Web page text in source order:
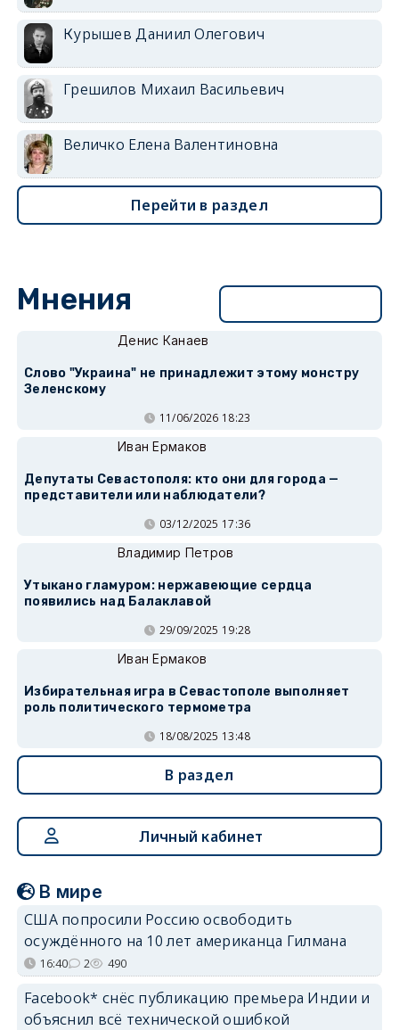
Курышев Даниил Олегович
Грешилов Михаил Васильевич
Величко Елена Валентиновна
Перейти в раздел
Мнения
Денис Канаев
Слово "Украина" не принадлежит этому монстру
Зеленскому
11/06/2026 18:23
Иван Ермаков
Депутаты Севастополя: кто они для города —
представители или наблюдатели?
03/12/2025 17:36
Владимир Петров
Утыкано гламуром: нержавеющие сердца
появились над Балаклавой
29/09/2025 19:28
Иван Ермаков
Избирательная игра в Севастополе выполняет
роль политического термометра
18/08/2025 13:48
В раздел
Личный кабинет
В мире
США попросили Россию освободить
осуждённого на 10 лет американца Гилмана
16:40 2 490
Facebook* снёс публикацию премьера Индии и
объяснил всё технической ошибкой